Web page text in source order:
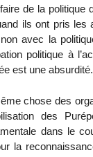
de la politique
ils ont pris les
avec la
politique à
est une absurdité.
chose des
des
dans le
la